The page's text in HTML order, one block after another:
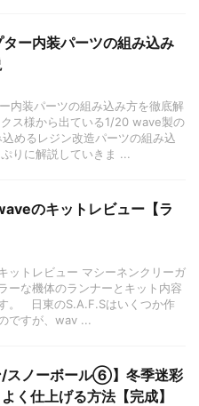
ー内装パーツの組み込み
内装パーツの組み込み方を徹底解
ス様から出ている1/20 wave製の
めるレジン改造パーツの組み込
りに解説していきま ...
のキットレビュー【ラ
ットレビュー マシーネンクリーガ
ーな機体のランナーとキット内容
。 日東のS.A.F.Sはいくつか作
ですが、wav ...
/スノーボール⑥】冬季迷彩
く仕上げる方法【完成】